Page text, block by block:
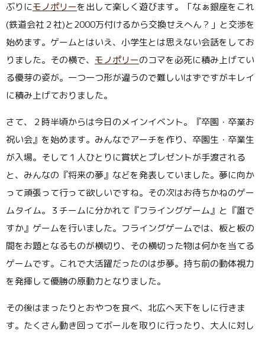
ぶりにモノポリーを出して楽しく遊びます。「なぁ銀座をこれ
(鉄道会社２社)と2000万付けるから交換せえへん？」と交渉を
始めます。ゲームとはいえ、小学生とは思えない会話をしてお
りました。その横で、 モノポリーのコマを必死に積み上げてい
る優芽の姿が。一つ一つ形が違うので難しいはずですがキレイ
に積み上げておりました。
さて、２時半頃からは今日のメインイベント。『卒園・卒業お
祝い会』を始めます。みんなでアーチを作り、卒園生・卒業生
が入場。そして１人ひとりに賞状とプレゼントが手渡される
と、みんなの『将来の夢』などを発表していました。夢に向か
って頑張って行って欲しいですね。その次はお待ちかねのゲー
ムタイム。３チームに分かれて『フライングゲーム』と『誰で
すか』ゲームを行いました。フライングゲームでは、板と板の
間をお題となるものが横切り、その横切った物は何かを当てる
ゲームです。これで大活躍だったのは歩夢。持ち前の動体視力
を発揮して優勝の原動力となりました。
その後はまったりとおやつを食べ、北広へ天下をしに行きま
す。たくさん動き回ってボールを取りに行ったり、大人に対し